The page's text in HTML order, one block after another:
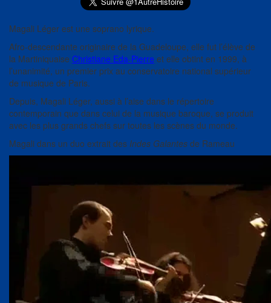
Magali Léger est une soprano lyrique.
Afro-descendante originaire de la Guadeloupe, elle fut l’élève de
la Martiniquaise Christiane Eda-Pierre et elle obtint en 1999, à
l’unanimité, un premier prix au conservatoire national supérieur
de musique de Paris.
Depuis, Magali Léger, aussi à l’aise dans le répertoire
contemporain que dans celui de la musique baroque, se produit
avec les plus grands chefs sur toutes les scènes du monde.
Magali dans un duo extrait des Indes Galantes de Rameau